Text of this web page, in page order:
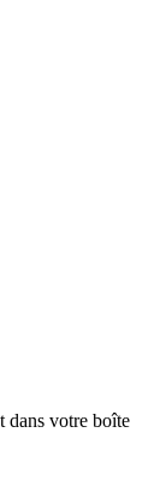
dans votre boîte